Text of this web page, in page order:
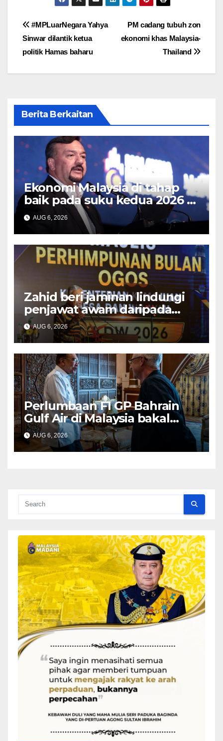
Post
navigation
PM cadang tubuh zon
ekonomi khas Malaysia-
Thailand
#MPLuarNegara Yahya
Sinwar dilantik ketua
politik Hamas baharu
Berita Berkaitan
Ekonomi Malaysia di tahap
baik pada suku kedua 2026 –
Amir Hamzah
AUG 6, 2026
Zahid beri jaminan lindungi
penjawat awam daripada
tekanan pertembungan
politik
AUG 6, 2026
Perlumbaan F1 GP Bahrain
Gulf Air di Malaysia bakal
bawa limpahan ekonomi
besar – PM
AUG 6, 2026